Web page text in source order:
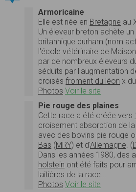
Armoricaine
Elle est née en Bretagne au
Un éleveur breton achète
britannique durham (nom
l'école vétérinaire de
par de nombreux éleveurs
séduits par l'augmentation
croisés froment du léon x
Photos Voir le site
Pie rouge des plaines
Cette race a été créée vers
croisement absorption de
avec des bovins pie rouge
Bas (MRY) et d'Allemagne. (
Dans les années 1980, des
holstein ont été faits pour
laitières de la race...
Photos Voir le site